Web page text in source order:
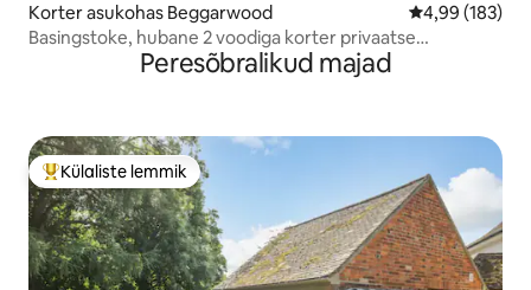
Korter asukohas Beggarwood Keskmine
4,99 (183)
Basingstoke, hubane 2 voodiga korter privaatse
Peresõbralikud majad
Külaliste suur lemmik
Külaliste lemmik